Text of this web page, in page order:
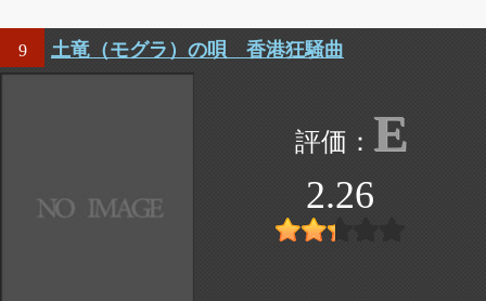
9 土竜（モグラ）の唄 香港狂騒曲
E
2.26